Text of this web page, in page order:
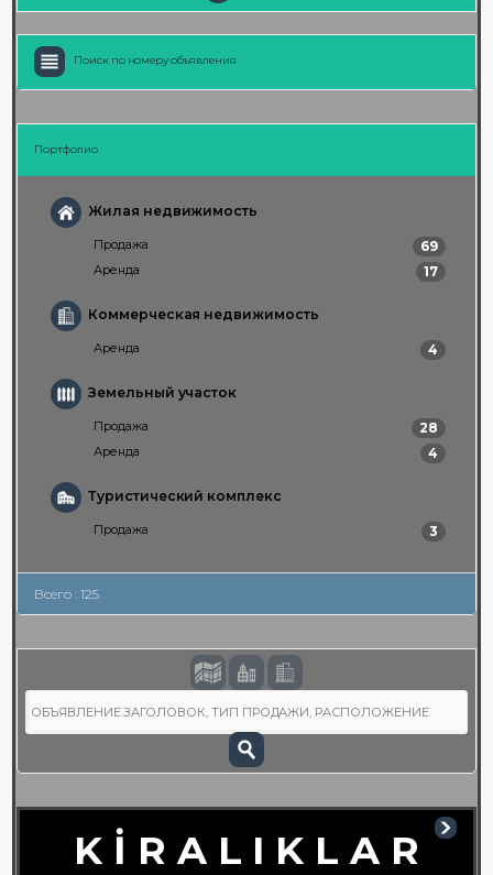
Поиск по номеру объявления
Портфолио
Жилая недвижимость
Продажа 69
Аренда 17
Коммерческая недвижимость
Аренда 4
Земельный участок
Продажа 28
Аренда 4
Туристический комплекс
Продажа 3
Всего : 125
K İ R A L I K L A R